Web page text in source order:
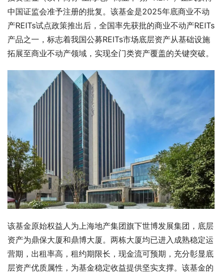
中国证监会准予注册的批复。该基金是2025年底商业不动
产REITs试点政策推出后，全国率先获批的商业不动产REITs
产品之一，标志着我国公募REITs市场底层资产从基础设施
拓展至商业不动产领域，实现全门类资产覆盖的关键突破。
该基金原始权益人为上海地产集团旗下世博发展集团，底层
资产为鼎保大厦和鼎博大厦。两栋大厦均已进入成熟稳定运
营期，出租率高，租约期限长，现金流可预期，充分彰显底
层资产优质属性，为基金稳定收益提供坚实支撑。该基金的